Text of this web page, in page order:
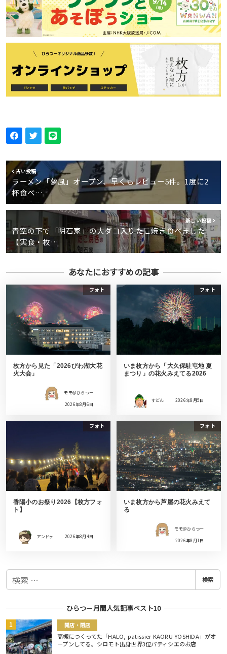
古い投稿
ラーメン「夢風」オープン、早くもレビュー5件。1度に2
杯食べ…
新しい投稿
青空の下で「明石家」の大ダコ入りたこ焼き食べました
【実食・枚…
あなたにおすすめの記事
フォト
枚方から見た「2026びわ湖大花
火大会」
モモ＠ひらつー
2026年8月6日
フォト
いま枚方から「大久保駐屯地 夏
まつり」の花火みえてる2026
すどん 2026年8月5日
フォト
香陽小のお祭り2026【枚方フォ
ト】
アンドゥ 2026年8月4日
フォト
いま枚方から芦屋の花火みえて
る
モモ＠ひらつー
2026年8月1日
検
検索
ひらつー月間人気記事ベスト10
開店・閉店
高槻につくってた「HALO, patissier KAORU YOSHIDA」がオ
ープンしてる。シロモト出身世界3位パティシエのお店